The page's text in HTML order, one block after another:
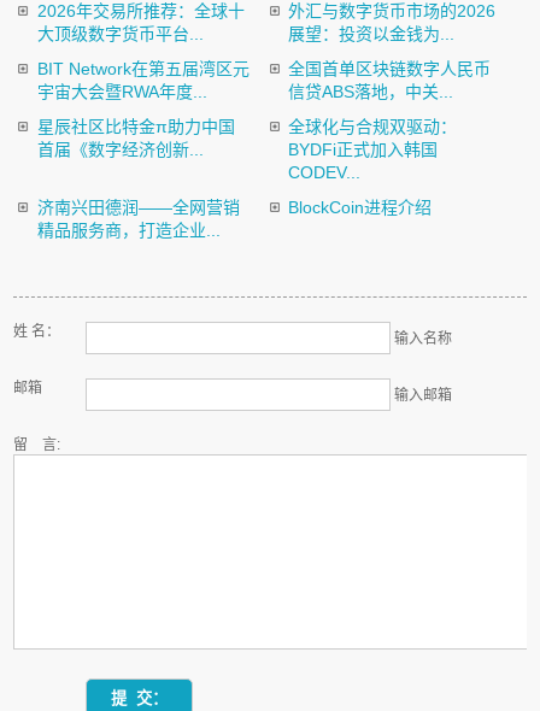
2026年交易所推荐：全球十
大顶级数字货币平台...
外汇与数字货币市场的2026
展望：投资以金钱为...
BIT Network在第五届湾区元
宇宙大会暨RWA年度...
全国首单区块链数字人民币
信贷ABS落地，中关...
星辰社区比特金π助力中国
首届《数字经济创新...
全球化与合规双驱动：
BYDFi正式加入韩国
CODEV...
济南兴田德润——全网营销
精品服务商，打造企业...
BlockCoin进程介绍
姓 名： 输入名称
邮箱 输入邮箱
留 言: